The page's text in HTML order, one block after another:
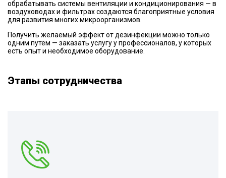
обрабатывать системы вентиляции и кондиционирования — в
воздуховодах и фильтрах создаются благоприятные условия
для развития многих микроорганизмов.
Получить желаемый эффект от дезинфекции можно только
одним путем — заказать услугу у профессионалов, у которых
есть опыт и необходимое оборудование.
Этапы сотрудничества